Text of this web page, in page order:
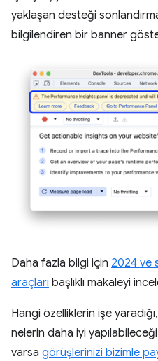
yaklaşan desteği
bilgilendiren bir banner
Daha fazla bilgi için 2024 ve
araçları başlıklı makaleyi
Hangi özelliklerin işe
nelerin daha iyi
varsa görüşlerinizi bizimle